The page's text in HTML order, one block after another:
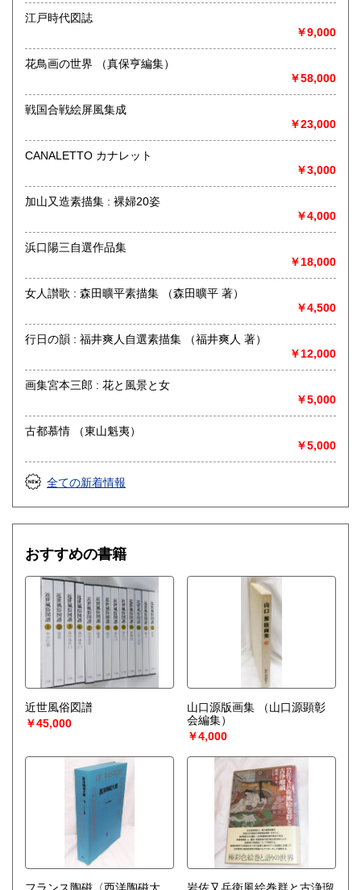
営業時間：源喜堂書店
定休日：日曜 祭日は不定休
書籍の買取について
美術一般、江戸期和本、古文書、書画幅、版画、肉筆原稿
等、誠実に評価、買取致しております
美術工芸、古典籍、趣味、外国書、古書一般（その他）
展覧会図録、写真、建築、茶道、和本、古文書、書画幅、浮
江戸時代図誌
￥9,000
花鳥画の世界 （真保亨編集）
￥58,000
戦国合戦絵屏風集成
￥23,000
CANALETTO カナレット
￥3,000
加山又造素描集 : 裸婦20姿
￥4,000
浜口陽三自選作品集
￥18,000
女人讃歌 : 森田曠平素描集 （森田曠平 著）
￥4,500
行日の韻 : 福井爽人自選素描集 （福井爽人 著）
￥12,000
画集宮本三郎 : 花と風景と女
￥5,000
古都慕情 （東山魁夷）
￥5,000
全ての新着情報
おすすめの書籍
近世風俗図譜
￥45,000
山口源版画集
（山口源顕彰
会編集）
￥4,000